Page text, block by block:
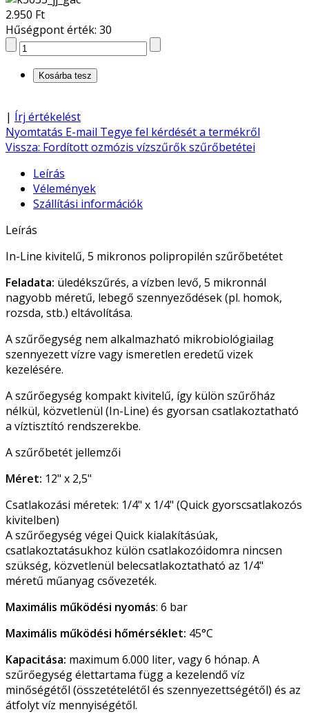
2.950 Ft
Hűségpont érték: 30
| Írj értékelést
Nyomtatás E-mail Tegye fel kérdését a termékről
Vissza: Fordított ozmózis vízszűrők szűrőbetétei
Leírás
Vélemények
Szállítási információk
Leírás
In-Line kivitelű, 5 mikronos polipropilén szűrőbetétet
Feladata: üledékszűrés, a vízben levő, 5 mikronnál
nagyobb méretű, lebegő szennyeződések (pl. homok,
rozsda, stb.) eltávolítása.
A szűrőegység nem alkalmazható mikrobiológiailag
szennyezett vízre vagy ismeretlen eredetű vizek
kezelésére.
A szűrőegység kompakt kivitelű, így külön szűrőház
nélkül, közvetlenül (In-Line) és gyorsan csatlakoztatható
a víztisztító rendszerekbe.
A szűrőbetét jellemzői
Méret: 12" x 2,5"
Csatlakozási méretek: 1/4" x 1/4" (Quick gyorscsatlakozós
kivitelben)
A szűrőegység végei Quick kialakításúak,
csatlakoztatásukhoz külön csatlakozóidomra nincsen
szükség, közvetlenül belecsatlakoztatható az 1/4"
méretű műanyag csővezeték.
Maximális működési nyomás: 6 bar
Maximális működési hőmérséklet: 45°C
Kapacitása: maximum 6.000 liter, vagy 6 hónap. A
szűrőegység élettartama függ a kezelendő víz
minőségétől (összetételétől és szennyezettségétől) és az
átfolyt víz mennyiségétől.